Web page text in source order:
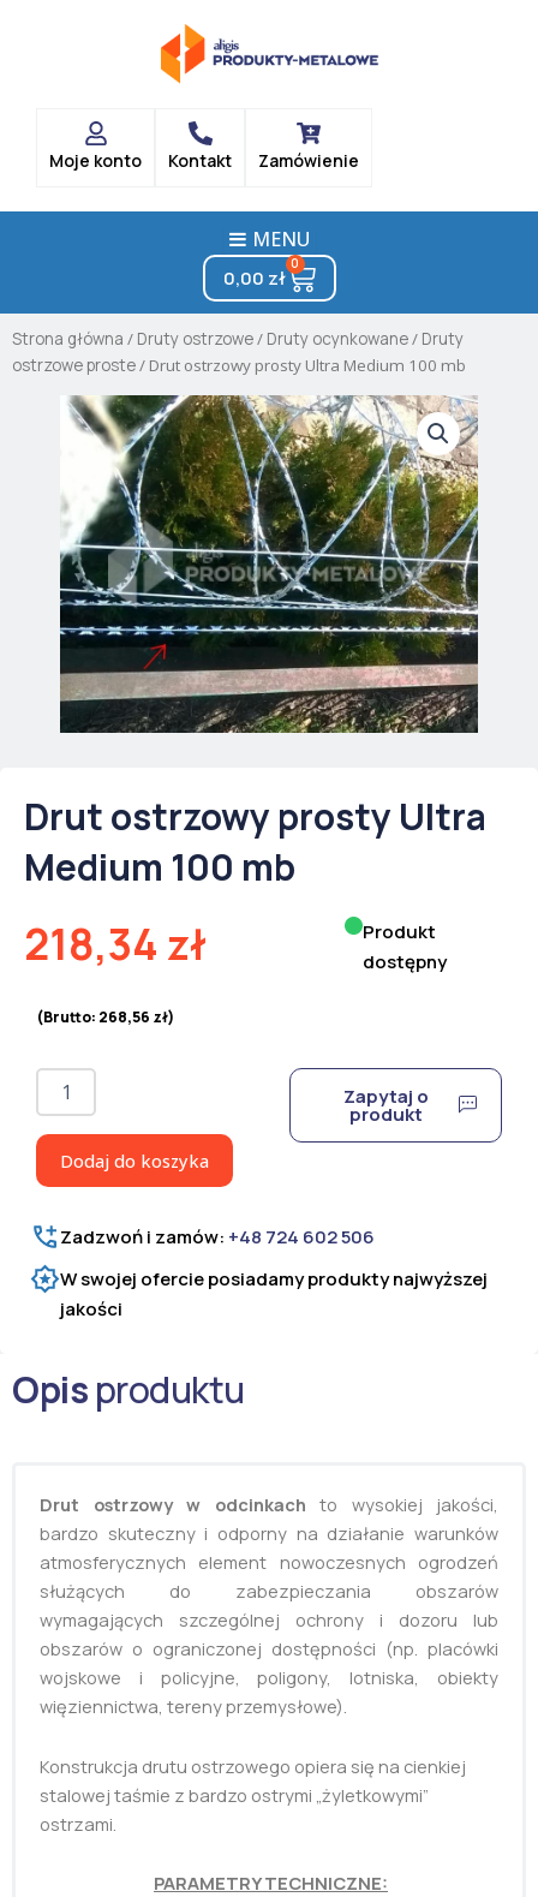
Moje konto Kontakt Zamówienie
MENU
0,00 zł
0
Cart
Strona główna / Druty ostrzowe/ Druty ocynkowane/ Druty
ostrzowe proste/ Drut ostrzowy prosty Ultra Medium 100 mb
Drut ostrzowy prosty Ultra
Medium 100 mb
218,34 zł
(Brutto: 268,56 zł)
Produkt
dostępny
ilość
Drut
prosty
Ultra
100
mb
Dodaj do koszyka
Zapytaj o
produkt
Zadzwoń i zamów: +48 724 602 506
W swojej ofercie posiadamy produkty najwyższej
jakości
Opisproduktu
Drut ostrzowy w odcinkach to wysokiej jakości,
bardzo skuteczny i odporny na działanie warunków
atmosferycznych element nowoczesnych ogrodzeń
służących do zabezpieczania obszarów
wymagających szczególnej ochrony i dozoru lub
obszarów o ograniczonej dostępności (np. placówki
wojskowe i policyjne, poligony, lotniska, obiekty
więziennictwa, tereny przemysłowe).
Konstrukcja drutu ostrzowego opiera się na cienkiej
stalowej taśmie z bardzo ostrymi „żyletkowymi”
ostrzami.
PARAMETRY TECHNICZNE: